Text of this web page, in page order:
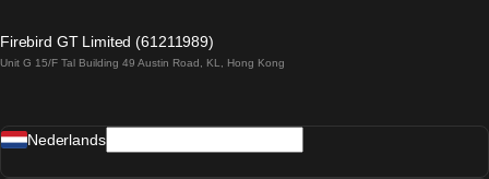
Treinen van Praag naar Wenen
Firebird GT Limited (61211989)
Unit G 15/F Tal Building 49 Austin Road, KL, Hong Kong
Nederlands